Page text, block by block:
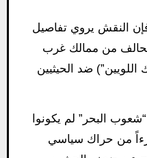
النقش يروي تفاصيل
من ممالك غرب
اللويين”) ضد الحيثيين
البحر” لم يكونوا
من حراك سياسي